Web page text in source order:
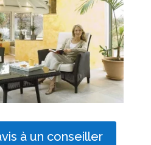
à un conseiller